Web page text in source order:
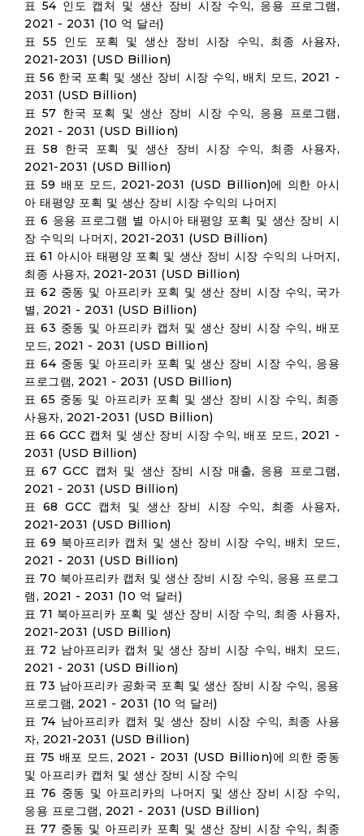
표 54 인도 캡처 및 생산 장비 시장 수익, 응용 프로그램,
2021 - 2031 (10 억 달러)
표 55 인도 포획 및 생산 장비 시장 수익, 최종 사용자,
2021-2031 (USD Billion)
표 56 한국 포획 및 생산 장비 시장 수익, 배치 모드, 2021 -
2031 (USD Billion)
표 57 한국 포획 및 생산 장비 시장 수익, 응용 프로그램,
2021 - 2031 (USD Billion)
표 58 한국 포획 및 생산 장비 시장 수익, 최종 사용자,
2021-2031 (USD Billion)
표 59 배포 모드, 2021-2031 (USD Billion)에 의한 아시
아 태평양 포획 및 생산 장비 시장 수익의 나머지
표 6 응용 프로그램 별 아시아 태평양 포획 및 생산 장비 시
장 수익의 나머지, 2021-2031 (USD Billion)
표 61 아시아 태평양 포획 및 생산 장비 시장 수익의 나머지,
최종 사용자, 2021-2031 (USD Billion)
표 62 중동 및 아프리카 포획 및 생산 장비 시장 수익, 국가
별, 2021 - 2031 (USD Billion)
표 63 중동 및 아프리카 캡처 및 생산 장비 시장 수익, 배포
모드, 2021 - 2031 (USD Billion)
표 64 중동 및 아프리카 포획 및 생산 장비 시장 수익, 응용
프로그램, 2021 - 2031 (USD Billion)
표 65 중동 및 아프리카 포획 및 생산 장비 시장 수익, 최종
사용자, 2021-2031 (USD Billion)
표 66 GCC 캡처 및 생산 장비 시장 수익, 배포 모드, 2021 -
2031 (USD Billion)
표 67 GCC 캡처 및 생산 장비 시장 매출, 응용 프로그램,
2021 - 2031 (USD Billion)
표 68 GCC 캡처 및 생산 장비 시장 수익, 최종 사용자,
2021-2031 (USD Billion)
표 69 북아프리카 캡처 및 생산 장비 시장 수익, 배치 모드,
2021 - 2031 (USD Billion)
표 70 북아프리카 캡처 및 생산 장비 시장 수익, 응용 프로그
램, 2021 - 2031 (10 억 달러)
표 71 북아프리카 포획 및 생산 장비 시장 수익, 최종 사용자,
2021-2031 (USD Billion)
표 72 남아프리카 캡처 및 생산 장비 시장 수익, 배치 모드,
2021 - 2031 (USD Billion)
표 73 남아프리카 공화국 포획 및 생산 장비 시장 수익, 응용
프로그램, 2021 - 2031 (10 억 달러)
표 74 남아프리카 캡처 및 생산 장비 시장 수익, 최종 사용
자, 2021-2031 (USD Billion)
표 75 배포 모드, 2021 - 2031 (USD Billion)에 의한 중동
및 아프리카 캡처 및 생산 장비 시장 수익
표 76 중동 및 아프리카의 나머지 및 생산 장비 시장 수익,
응용 프로그램, 2021 - 2031 (USD Billion)
표 77 중동 및 아프리카 포획 및 생산 장비 시장 수익, 최종